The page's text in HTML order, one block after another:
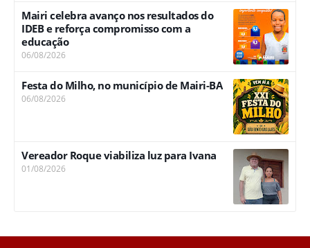
Mairi celebra avanço nos resultados do
IDEB e reforça compromisso com a
educação
06/08/2026
Festa do Milho, no município de Mairi-BA
06/08/2026
Vereador Roque viabiliza luz para Ivana
01/08/2026